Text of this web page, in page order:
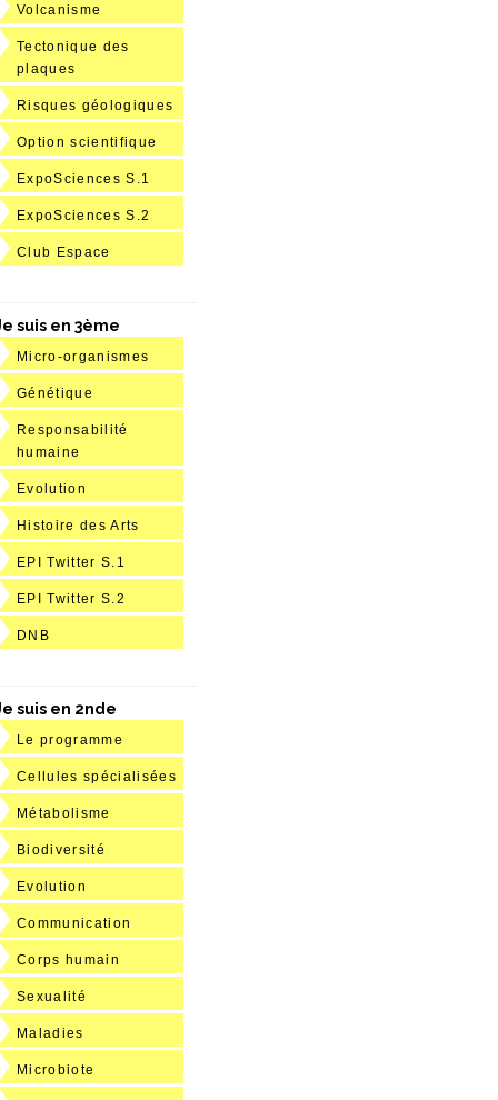
Volcanisme
Tectonique des
plaques
Risques géologiques
Option scientifique
ExpoSciences S.1
ExpoSciences S.2
Club Espace
suis en 3ème
Micro-organismes
Génétique
Responsabilité
humaine
Evolution
Histoire des Arts
EPI Twitter S.1
EPI Twitter S.2
DNB
suis en 2nde
Le programme
Cellules spécialisées
Métabolisme
Biodiversité
Evolution
Communication
Corps humain
Sexualité
Maladies
Microbiote